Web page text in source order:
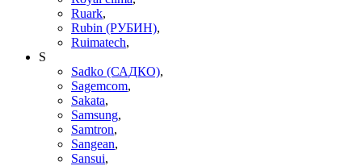
Ruark,
Rubin (РУБИН),
Ruimatech,
S
Sadko (САДКО),
Sagemcom,
Sakata,
Samsung,
Samtron,
Sangean,
Sansui,